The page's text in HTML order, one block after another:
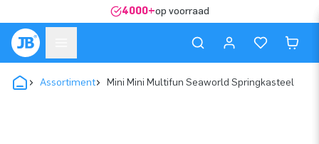
4000+op voorraad
Assortiment Mini Mini Multifun Seaworld Springkasteel